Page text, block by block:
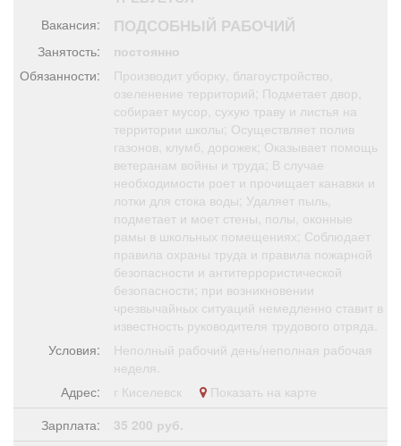
Поздравления Погода
Я - пенсионер
Вакансия: ПОДСОБНЫЙ РАБОЧИЙ
Занятость:
постоянно
Обязанности:
Производит уборку, благоустройство,
озеленение территорий; Подметает двор,
собирает мусор, сухую траву и листья на
территории школы; Осуществляет полив
газонов, клумб, дорожек; Оказывает помощь
ветеранам войны и труда; В случае
необходимости роет и прочищает канавки и
лотки для стока воды; Удаляет пыль,
подметает и моет стены, полы, оконные
рамы в школьных помещениях; Соблюдает
правила охраны труда и правила пожарной
безопасности и антитеррористической
безопасности; при возникновении
чрезвычайных ситуаций немедленно ставит в
известность руководителя трудового отряда.
Условия:
Неполный рабочий день/неполная рабочая
неделя.
Адрес:
г Киселевск
Показать на карте
Зарплата:
35 200 руб.